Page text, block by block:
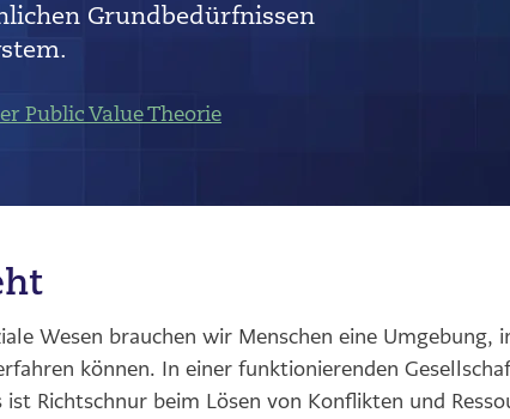
Grundbedürfnissen
Public Value Theorie
Wesen brauchen wir Menschen eine Umgebung,
können. In einer funktionierenden
Richtschnur beim Lösen von Konflikten und